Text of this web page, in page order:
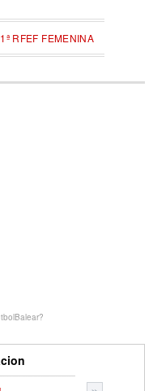
RFEF FEMENINA